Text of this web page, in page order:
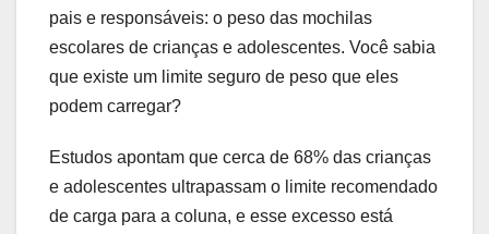
pais e responsáveis: o peso das mochilas
escolares de crianças e adolescentes. Você sabia
que existe um limite seguro de peso que eles
podem carregar?
Estudos apontam que cerca de 68% das crianças
e adolescentes ultrapassam o limite recomendado
de carga para a coluna, e esse excesso está